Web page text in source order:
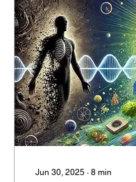
Jun 30, 2025 ∙ 8 min